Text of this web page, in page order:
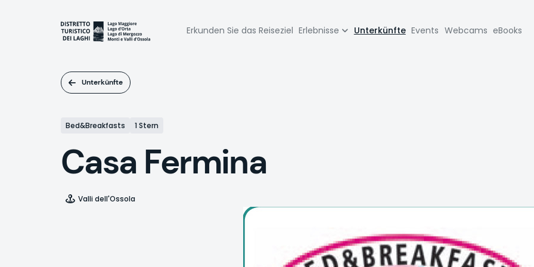
Navigazione
Erkunden Sie das Reiseziel Erlebnisse Unterkünfte Events Webcams eBooks
Unterkünfte
Bed&Breakfasts 1 Stern
Casa Fermina
Valli dell'Ossola